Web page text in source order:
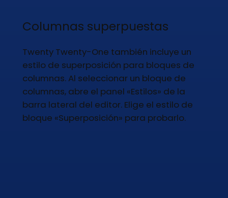
Columnas superpuestas
Twenty Twenty-One también incluye un
estilo de superposición para bloques de
columnas. Al seleccionar un bloque de
columnas, abre el panel «Estilos» de la
barra lateral del editor. Elige el estilo de
bloque «Superposición» para probarlo.